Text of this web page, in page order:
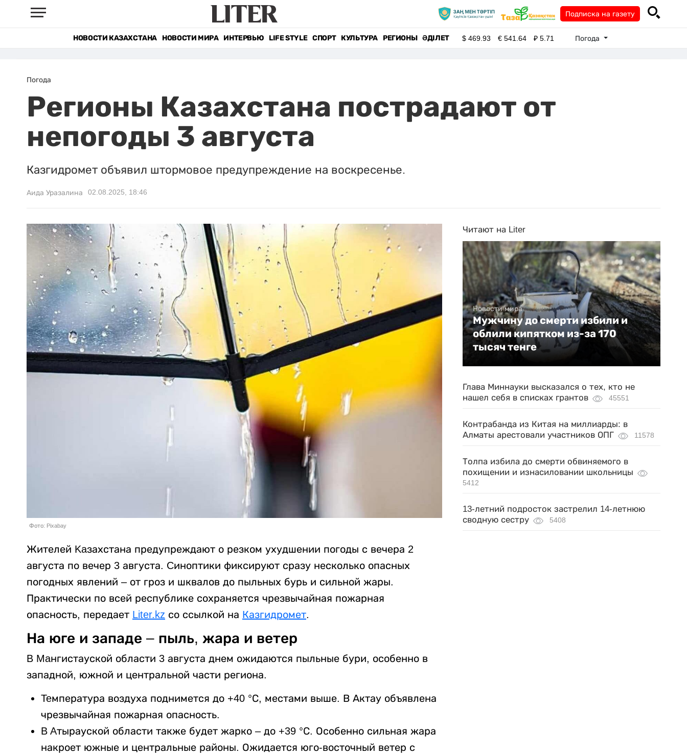
Подписка на газету
НОВОСТИ КАЗАХСТАНА НОВОСТИ МИРА ИНТЕРВЬЮ LIFE STYLE СПОРТ КУЛЬТУРА РЕГИОНЫ ӘДІЛЕТ $469.93 €541.64 ₽5.71 Погода
Погода
Регионы Казахстана пострадают от
непогоды 3 августа
Казгидромет объявил штормовое предупреждение на воскресенье.
Аида Уразалина 02.08.2025, 18:46
Фото: Pixabay
Жителей Kaзахстана предупреждают о резком ухудшении погоды с вечера 2
августа по вечер 3 августа. Cиноптики фиксируют сразу несколько опасных
погодных явлений – от гроз и шквалов до пыльных бурь и сильной жары.
Практически по всей республике сохраняется чрезвычайная пожарная
опасность, передает Liter.kz со ссылкой на Казгидромет.
На юге и западе – пыль, жара и ветер
B Maнгистауской области 3 августа днем ожидаются пыльные бури, особенно в
западной, южной и центральной части региона.
Teмпература воздуха поднимется до +40 °С, местами выше. В Актау объявлена
чрезвычайная пожарная опасность.
B Aтырауской области также будет жарко – до +39 °С. Особенно сильная жара
накроет южные и центральные районы. Ожидается юго-восточный ветер с
Читают на Liter
Новости мира
Мужчину до смерти избили и
облили кипятком из-за 170
тысяч тенге
Глава Миннауки высказался о тех, кто не
нашел себя в списках грантов
45551
Контрабанда из Китая на миллиарды: в
Алматы арестовали участников ОПГ
11578
Толпа избила до смерти обвиняемого в
похищении и изнасиловании школьницы
5412
13-летний подросток застрелил 14-летнюю
сводную сестру
5408